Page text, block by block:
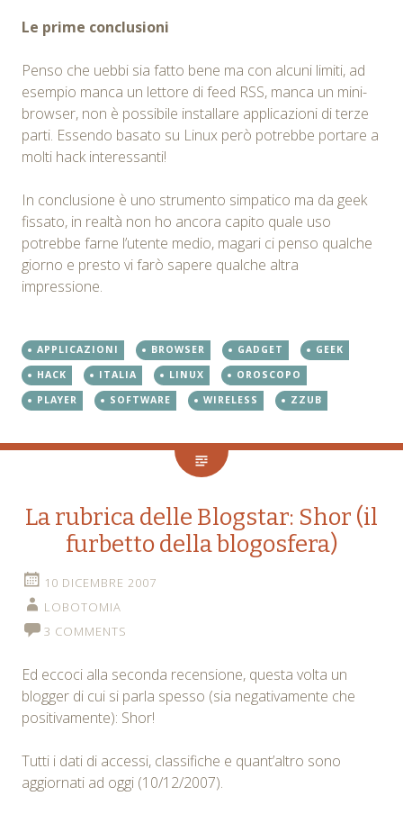
Le prime conclusioni
Penso che uebbi sia fatto bene ma con alcuni limiti, ad
esempio manca un lettore di feed RSS, manca un mini-
browser, non è possibile installare applicazioni di terze
parti. Essendo basato su Linux però potrebbe portare a
molti hack interessanti!
In conclusione è uno strumento simpatico ma da geek
fissato, in realtà non ho ancora capito quale uso
potrebbe farne l’utente medio, magari ci penso qualche
giorno e presto vi farò sapere qualche altra
impressione.
APPLICAZIONI BROWSER GADGET
GEEK
HACK
ITALIA LINUX
OROSCOPO
PLAYER
SOFTWARE WIRELESS ZZUB
La rubrica delle Blogstar: Shor (il
furbetto della blogosfera)
10 DICEMBRE 2007
LOBOTOMIA
3 COMMENTS
Ed eccoci alla seconda recensione, questa volta un
blogger di cui si parla spesso (sia negativamente che
positivamente): Shor!
Tutti i dati di accessi, classifiche e quant’altro sono
aggiornati ad oggi (10/12/2007).